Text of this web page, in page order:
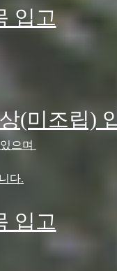
입고
다. (미조립)
으며
다.
변해드리겠습니다.
입고